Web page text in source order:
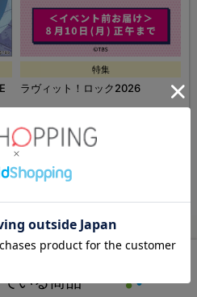
特集
ラヴィット！ロック2026
ル一覧ページへ
ェックした人が
いる商品